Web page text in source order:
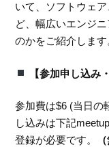
いて、ソフトウェ
ど、幅広いエンジ
のかをご紹介します
【参加申し込み
参加費は$6 (当日の
し込みは下記
登録が必要です。